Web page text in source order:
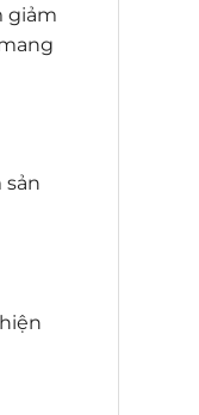
giảm
sản